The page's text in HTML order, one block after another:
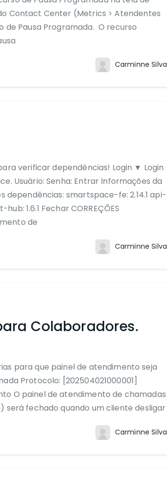
Contact Center (Metrics > Atendentes
de Pausa Programada. O recurso
Carminne Silva
verificar dependências! Login ▼ Login
Usuário: Senha: Entrar Informações da
dependências: smartspace-fe: 2.14.1 api-
1.6.1 Fechar CORREÇÕES
de
Carminne Silva
Colaboradores.
para que painel de atendimento seja
Protocolo: [202504021000001]
O painel de atendimento de chamadas
será fechado quando um cliente desligar
Carminne Silva